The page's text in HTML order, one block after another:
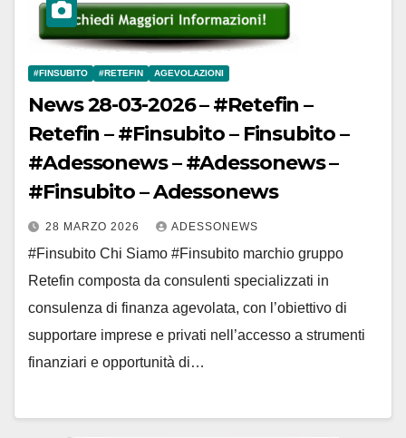
#FINSUBITO #RETEFIN AGEVOLAZIONI
News 28-03-2026 – #Retefin –
Retefin – #Finsubito – Finsubito –
#Adessonews – #Adessonews –
#Finsubito – Adessonews
28 MARZO 2026 ADESSONEWS
#Finsubito Chi Siamo #Finsubito marchio gruppo
Retefin composta da consulenti specializzati in
consulenza di finanza agevolata, con l’obiettivo di
supportare imprese e privati nell’accesso a strumenti
finanziari e opportunità di…